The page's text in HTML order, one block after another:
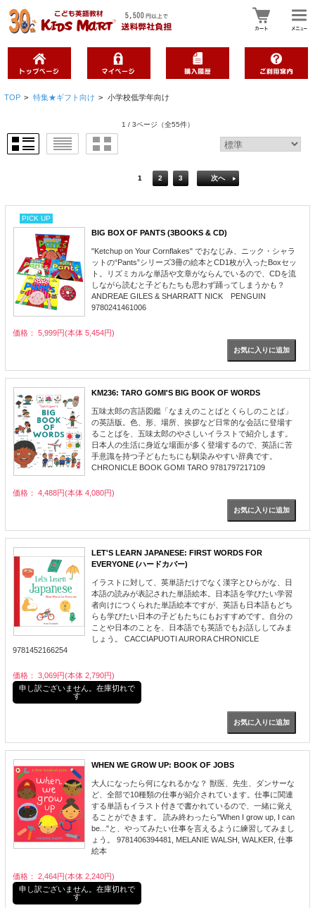
TOP > 特集★ギフト向け > 小学校低学年向け
1 / 3ページ （全55件）
1 2 3 次へ
PICK UP
BIG BOX OF PANTS (3BOOKS & CD)
"Ketchup on Your Cornflakes" でおなじみ、ニック・シャラ
ットの“Pants”シリーズ3冊の絵本とCD1枚が入ったBoxセッ
ト。リズミカルな単語や文章がならんでいるので、CDを流
しながら読むと子どもたちも思わず踊ってしまうかも？
ANDREAE GILES & SHARRATT NICK PENGUIN
9780241461006
価格： 5,999円(本体 5,454円)
KM236: TARO GOMI'S BIG BOOK OF WORDS
五味太郎の言語図鑑「なまえのことばとくらしのことば」
の英語版。色、形、場所、挨拶など日常的な会話に登場す
ることばを、五味太郎のやさしいイラストで紹介します。
日本人の生活に身近な場面が多く登場するので、英語に苦
手意識を持つ子どもたちにも馴染みやすい辞典です。
CHRONICLE BOOK GOMI TARO 9781797217109
価格： 4,488円(本体 4,080円)
LET'S LEARN JAPANESE: FIRST WORDS FOR
EVERYONE (ハードカバー)
イラストに対して、英単語だけでなく漢字とひらがな、日
本語の読みが表記された単語絵本。日本語を学びたい学習
者向けにつくられた単語絵本ですが、英語も日本語もどち
らも学びたい日本の子どもたちにもおすすめです。自分の
ことや日本のことを、日本語でも英語でもお話ししてみま
しょう。 CACCIAPUOTI AURORA CHRONICLE
9781452166254
価格： 3,069円(本体 2,790円)
申し訳ございません。在庫切れで
す
WHEN WE GROW UP: BOOK OF JOBS
大人になったら何になれるかな？ 獣医、先生、ダンサーな
ど、全部で10種類の仕事が紹介されています。仕事に関連
する単語もイラスト付きで書かれているので、一緒に覚え
ることができます。 読み終わったら"When I grow up, I can
be..."と、やってみたい仕事を言えるように練習してみまし
ょう。 9781406394481, MELANIE WALSH, WALKER, 仕事
絵本
価格： 2,464円(本体 2,240円)
申し訳ございません。在庫切れで
す